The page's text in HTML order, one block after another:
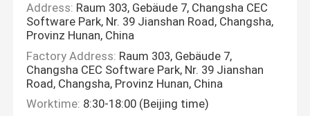
Address: Raum 303, Gebäude 7, Changsha CEC
Software Park, Nr. 39 Jianshan Road, Changsha,
Provinz Hunan, China
Factory Address: Raum 303, Gebäude 7,
Changsha CEC Software Park, Nr. 39 Jianshan
Road, Changsha, Provinz Hunan, China
Worktime: 8:30-18:00 (Beijing time)